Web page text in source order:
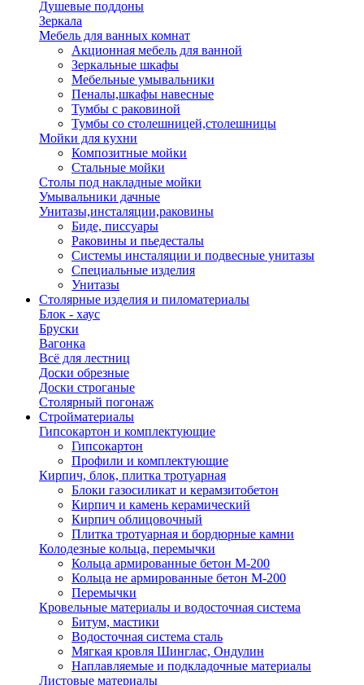
Душевые поддоны
Зеркала
Мебель для ванных комнат
Акционная мебель для ванной
Зеркальные шкафы
Мебельные умывальники
Пеналы,шкафы навесные
Тумбы с раковиной
Тумбы со столешницей,столешницы
Мойки для кухни
Композитные мойки
Стальные мойки
Столы под накладные мойки
Умывальники дачные
Унитазы,инсталяции,раковины
Биде, писсуары
Раковины и пьедесталы
Системы инсталяции и подвесные унитазы
Специальные изделия
Унитазы
Столярные изделия и пиломатериалы
Блок - хаус
Бруски
Вагонка
Всё для лестниц
Доски обрезные
Доски строганые
Столярный погонаж
Стройматериалы
Гипсокартон и комплектующие
Гипсокартон
Профили и комплектующие
Кирпич, блок, плитка тротуарная
Блоки газосиликат и керамзитобетон
Кирпич и камень керамический
Кирпич облицовочный
Плитка тротуарная и бордюрные камни
Колодезные кольца, перемычки
Кольца армированные бетон М-200
Кольца не армированные бетон М-200
Перемычки
Кровельные материалы и водосточная система
Битум, мастики
Водосточная система сталь
Мягкая кровля Шинглас, Ондулин
Наплавляемые и подкладочные материалы
Листовые материалы